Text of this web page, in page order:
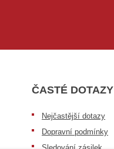
ČASTÉ DOTAZY
Nejčastější dotazy
Dopravní podmínky